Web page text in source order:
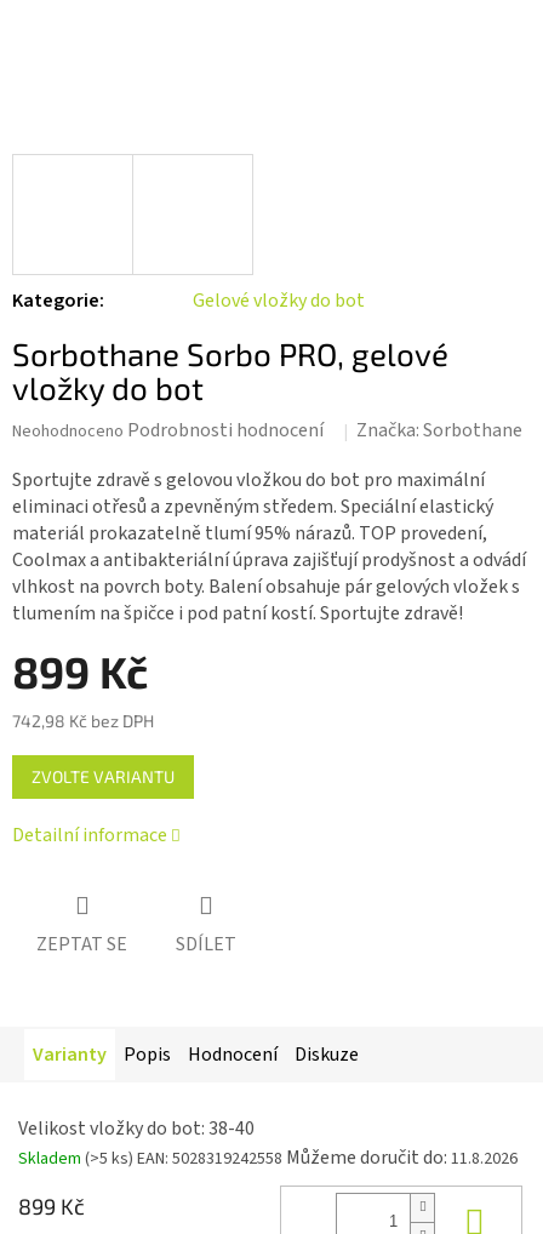
Kategorie: Gelové vložky do bot
Sorbothane Sorbo PRO, gelové
vložky do bot
Průměrné
produktu
je
0,0
z 5
hvězdiček.
Neohodnoceno Podrobnosti hodnocení Značka:Sorbothane
Sportujte zdravě s gelovou vložkou do bot pro maximální
eliminaci otřesů a zpevněným středem. Speciální elastický
materiál prokazatelně tlumí 95% nárazů. TOP provedení,
Coolmax a antibakteriální úprava zajišťují prodyšnost a odvádí
vlhkost na povrch boty. Balení obsahuje pár gelových vložek s
tlumením na špičce i pod patní kostí. Sportujte zdravě!
899 Kč
742,98 Kč bez DPH
Měrná
cena:
ZVOLTE VARIANTU
Detailní informace
ZEPTAT SE SDÍLET
Varianty Popis Hodnocení Diskuze
Velikost vložky do bot: 38-40
Skladem (>5 ks) EAN: 5028319242558 Můžeme doručit do: 11.8.2026
899 Kč